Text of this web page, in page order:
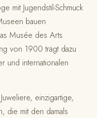
mit Jugendstil-Schmuck
bauen
Musée des Arts
von 1900 trägt dazu
und internationalen
einzigartige,
die mit den damals